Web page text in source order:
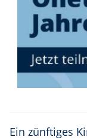
Ein zünftiges